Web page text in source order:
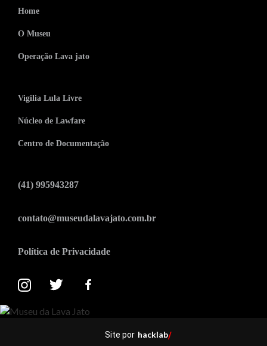
Home
O Museu
Operação Lava jato
Vigilia Lula Livre
Núcleo de Lawfare
Centro de Documentação
(41) 995943287
contato@museudalavajato.com.br
Política de Privacidade
Site por hacklab/